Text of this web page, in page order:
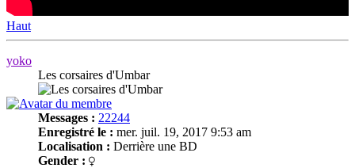
Haut
yoko
Les corsaires d'Umbar
Messages : 22244
Enregistré le : mer. juil. 19, 2017 9:53 am
Localisation : Derrière une BD
Gender :